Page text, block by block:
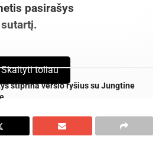
pasirašys
stiprina verslo ryšius su Jungtine
priėmimas į Panevėžio
Skaityti toliau